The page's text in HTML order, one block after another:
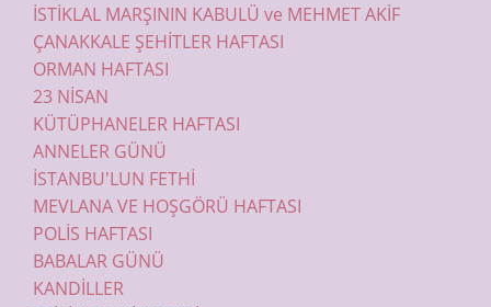
İSTİKLAL MARŞININ KABULÜ ve MEHMET AKİF
ÇANAKKALE ŞEHİTLER HAFTASI
ORMAN HAFTASI
23 NİSAN
KÜTÜPHANELER HAFTASI
ANNELER GÜNÜ
İSTANBU'LUN FETHİ
MEVLANA VE HOŞGÖRÜ HAFTASI
POLİS HAFTASI
BABALAR GÜNÜ
KANDİLLER